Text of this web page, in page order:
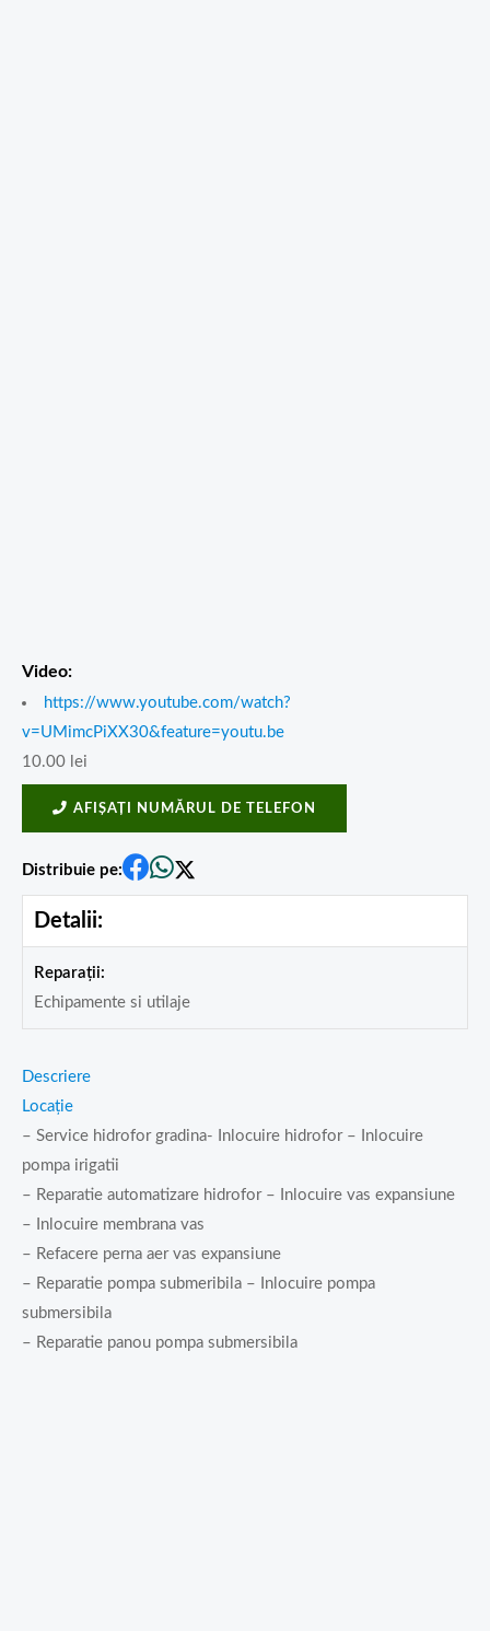
Video:
https://www.youtube.com/watch?
v=UMimcPiXX30&feature=youtu.be
10.00 lei
AFIȘAȚI NUMĂRUL DE TELEFON
Distribuie pe:
Detalii:
Reparații:
Echipamente si utilaje
Descriere
Locație
– Service hidrofor gradina- Inlocuire hidrofor – Inlocuire
pompa irigatii
– Reparatie automatizare hidrofor – Inlocuire vas expansiune
– Inlocuire membrana vas
– Refacere perna aer vas expansiune
– Reparatie pompa submeribila – Inlocuire pompa
submersibila
– Reparatie panou pompa submersibila